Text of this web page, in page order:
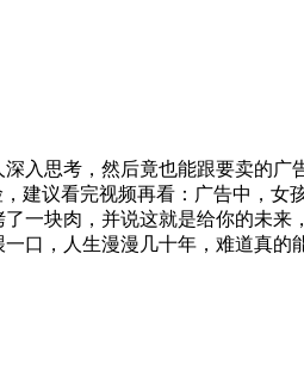
入思考，然后竟也能跟要卖的广
建议看完视频再看：广告中，女
一块肉，并说这就是给你的未来
口，人生漫漫几十年，难道真的